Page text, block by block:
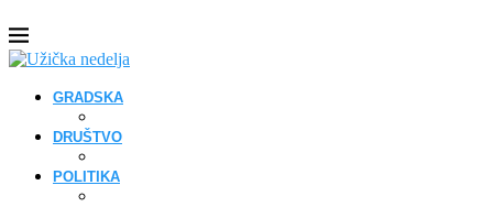
GRADSKA
DRUŠTVO
POLITIKA